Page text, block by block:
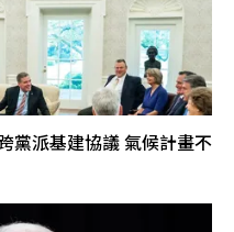
黨派基建協議 氣候計畫不